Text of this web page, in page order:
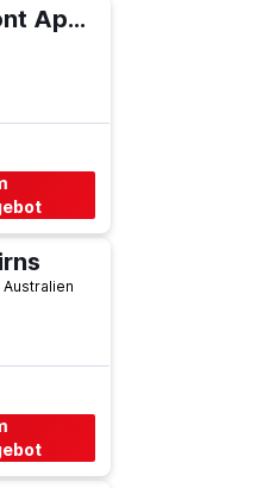
Agincourt Beachfront Apartments
Australien